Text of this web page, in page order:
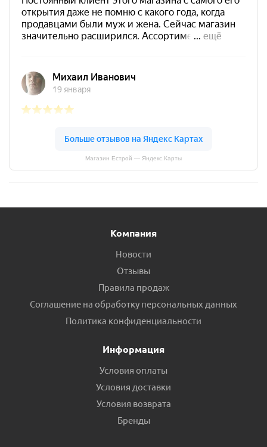
Магазин Естрой — Яндекс.Карты
Компания
Новости
Отзывы
Правила продаж
Соглашение на обработку персональных данных
Политика конфиденциальности
Информация
Условия оплаты
Условия доставки
Условия возврата
Бренды